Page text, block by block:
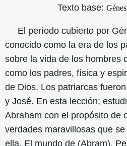
Texto base:
El período cubierto por
conocido como la era de los
sobre la vida de los hombres
como los padres, física y
de Dios. Los patriarcas
y José. En esta lección;
Abraham con el propósito de
verdades maravillosas que
ella. El mundo de (Abram).